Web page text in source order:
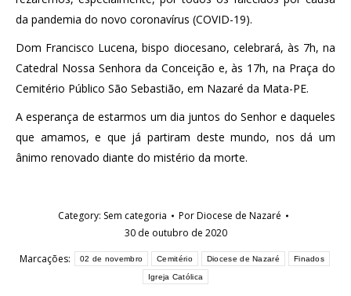
da pandemia do novo coronavírus (COVID-19).
Dom Francisco Lucena, bispo diocesano, celebrará, às 7h, na
Catedral Nossa Senhora da Conceição e, às 17h, na Praça do
Cemitério Público São Sebastião, em Nazaré da Mata-PE.
A esperança de estarmos um dia juntos do Senhor e daqueles
que amamos, e que já partiram deste mundo, nos dá um
ânimo renovado diante do mistério da morte.
Category: Sem categoria PorDiocese de Nazaré
30 de outubro de 2020
Marcações:
02 de novembro Cemitério Diocese de Nazaré Finados
Igreja Católica